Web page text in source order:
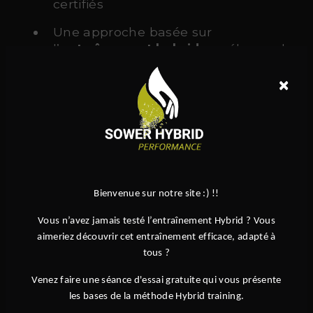
×
Bienvenue sur notre site :) !!
Vous n’avez jamais testé l’entraînement Hybrid ? Vous
aimeriez découvrir cet entraînement efficace, adapté à
tous ?
Venez faire une séance d'essai gratuite qui vous présente
les bases de la méthode Hybrid training.
certifiés
Une approche basée sur
l’ entraînement hybride
, mélange de
force, cardio et mobilité
Des équipements de haute qualité
Une ambiance conviviale et
motivante
confirmés
Des spécialités reconnues comme le
Hyrox, ou encore lehybrid